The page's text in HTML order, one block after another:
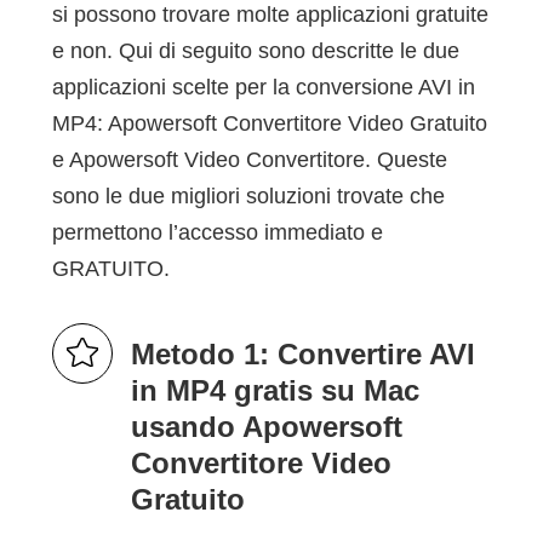
si possono trovare molte applicazioni gratuite
e non. Qui di seguito sono descritte le due
applicazioni scelte per la conversione AVI in
MP4: Apowersoft Convertitore Video Gratuito
e Apowersoft Video Convertitore. Queste
sono le due migliori soluzioni trovate che
permettono l’accesso immediato e
GRATUITO.
Metodo 1: Convertire AVI
in MP4 gratis su Mac
usando Apowersoft
Convertitore Video
Gratuito